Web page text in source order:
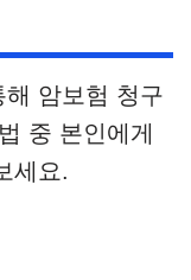
암보험 청구
중 본인에게
세요.